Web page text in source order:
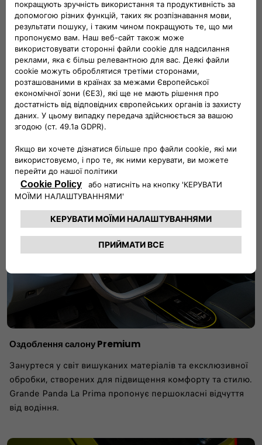
Інноваційний спіральний зарядний кабель
Забудьте про безлад з кабелями. Інноваційний
спіральний зарядний кабель дозволяє тримати все в
порядку та організовано, роблячи кожну зарядку
простішою та зручнішою.
Оздоблення салону Premium
Зануртеся у світ вишуканих матеріалів та ексклюзивної
обробки, створених для підвищення комфорту та стилю.
Grande Panda La Prima пропонує першокласні відчуття
від водіння.